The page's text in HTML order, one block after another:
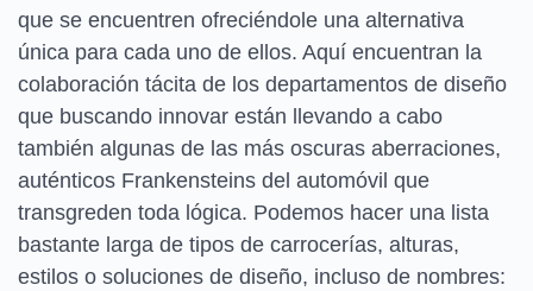
que se encuentren ofreciéndole una alternativa
única para cada uno de ellos. Aquí encuentran la
colaboración tácita de los departamentos de diseño
que buscando innovar están llevando a cabo
también algunas de las más oscuras aberraciones,
auténticos Frankensteins del automóvil que
transgreden toda lógica. Podemos hacer una lista
bastante larga de tipos de carrocerías, alturas,
estilos o soluciones de diseño, incluso de nombres: